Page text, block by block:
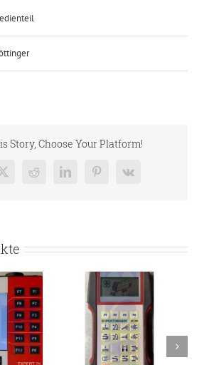
Story, Choose Your Platform!
X RedditLinkedInPinterest
Vk